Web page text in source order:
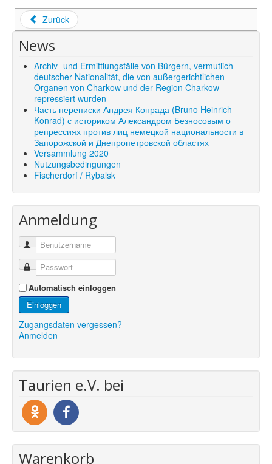
Zurück
News
Archiv- und Ermittlungsfälle von Bürgern, vermutlich
deutscher Nationalität, die von außergerichtlichen
Organen von Charkow und der Region Charkow
repressiert wurden
Часть переписки Андрея Конрада (Bruno Heinrich
Konrad) с историком Александром Безносовым о
репрессиях против лиц немецкой национальности в
Запорожской и Днепропетровской областях
Versammlung 2020
Nutzungsbedingungen
Fischerdorf / Rybalsk
Anmeldung
Automatisch einloggen
Einloggen
Zugangsdaten vergessen?
Anmelden
Taurien e.V. bei
Warenkorb